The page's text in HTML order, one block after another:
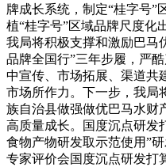
牌成长系统，制定“桂字号”
植“桂字号”区域品牌尺度化
我局将积极支撑和激励巴马
品牌全国行”三年步履，严
中宣传、市场拓展、渠道共
市场所作力。下一步，我局
族自治县做强做优巴马水财
高质量成长。国度沉点研发
食物产物研发取示范使用”
专家评价会国度沉点研发打